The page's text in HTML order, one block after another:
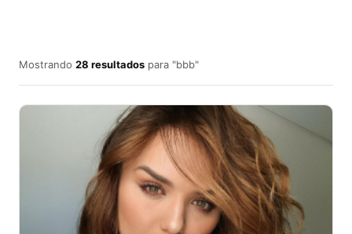
Mostrando 28 resultados para "bbb"